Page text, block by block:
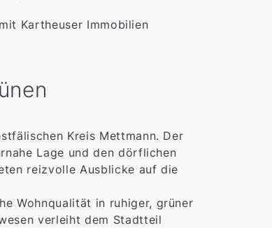
Kartheuser Immobilien
Kreis Mettmann. Der
Lage und den dörflichen
reizvolle Ausblicke auf die
Wohnqualität in ruhiger, grüner
verleiht dem Stadtteil